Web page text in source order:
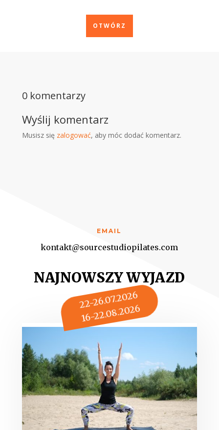
OTWÓRZ
0 komentarzy
Wyślij komentarz
Musisz się zalogować, aby móc dodać komentarz.
EMAIL
kontakt@sourcestudiopilates.com
NAJNOWSZY WYJAZD
22-26.07.2026
16-22.08.2026